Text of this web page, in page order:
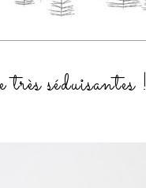
séduisantes !